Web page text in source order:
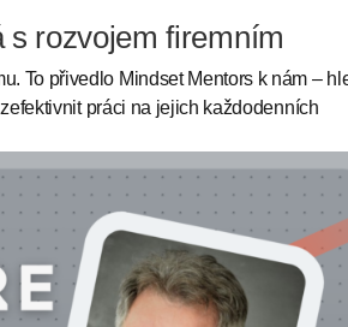
s rozvojem firemním
To přivedlo Mindset Mentors k nám –
práci na jejich každodenních